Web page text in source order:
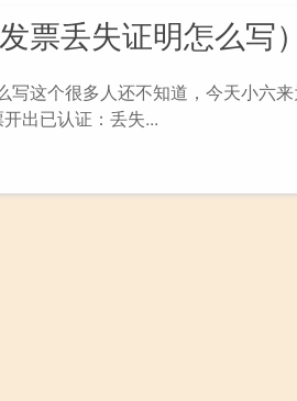
票丢失证明怎么写）
这个很多人还不知道，今天小六
出已认证：丢失...